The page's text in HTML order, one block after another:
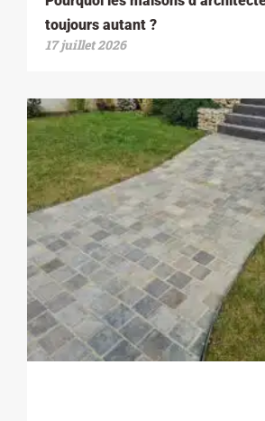
toujours autant ?
17 juillet 2026